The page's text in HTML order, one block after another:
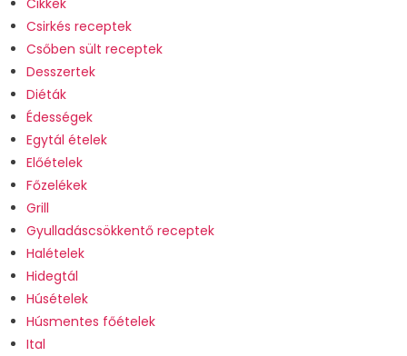
Cikkek
Csirkés receptek
Csőben sült receptek
Desszertek
Diéták
Édességek
Egytál ételek
Előételek
Főzelékek
Grill
Gyulladáscsökkentő receptek
Halételek
Hidegtál
Húsételek
Húsmentes főételek
Ital